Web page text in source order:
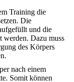
Training die
Die
und die
werden. Dazu muss
des Körpers
nach einem
Somit können